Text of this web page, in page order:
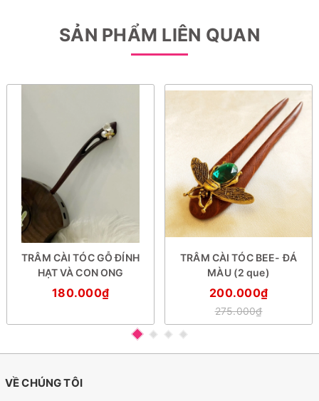
SẢN PHẨM LIÊN QUAN
TRÂM CÀI TÓC GỖ ĐÍNH
HẠT VÀ CON ONG
180.000₫
TRÂM CÀI TÓC BEE- ĐÁ
MÀU (2 que)
200.000₫
275.000₫
VỀ CHÚNG TÔI